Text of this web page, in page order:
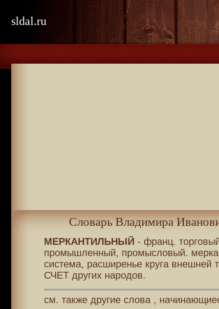
sldal.ru
Словарь Владимира
МЕРКАНТИЛЬНЫЙ - франц.
промышленный, промысловый.
система, расширенье круга внешней
СЧЕТ других народов.
см. также другие слова ,